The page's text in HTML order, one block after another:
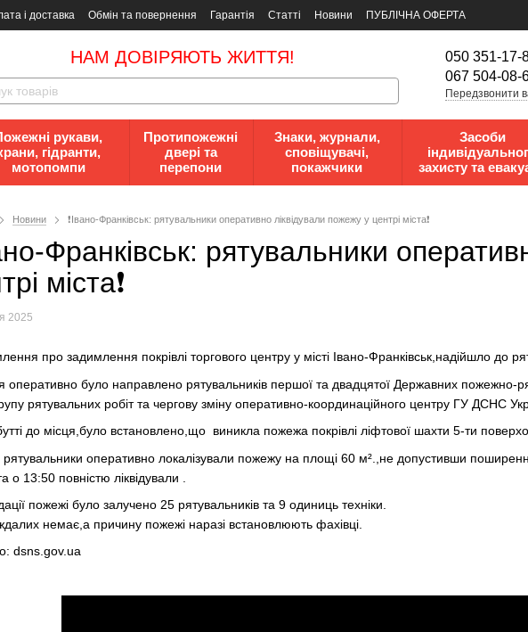
і доставка Обмін та повернення Гарантія Статті Новини
ПУБЛІЧНА ОФЕРТА
НАМ ДОВІРЯЮТЬ ЖИТТЯ!
050 351-17-
067 504-08-
Передзвонити
рукави,
гідранти,
мотопомпи
Протипожежні
двері та
перепони
Знаки, журнали,
сповіщувачі,
покажчики
Засоби
захисту та
Новини ❗️Івано-Франківськ: рятувальники оперативно ліквідували пожежу у центрі міста❗️
Франківськ: рятувальники
міста❗️
2025
про задимлення покрівлі торгового центру у місті Івано-Франківськ,надійшло до
оперативно було направлено рятувальників першої та двадцятої Державних пожежно-
рятувальних робіт та чергову зміну оперативно-координаційного центру ГУ ДСНС
до місця,було встановлено,що виникла пожежа покрівлі ліфтової шахти 5-ти
оперативно локалізували пожежу на площі 60 м².,не допустивши
о 13:50 повністю ліквідували .
пожежі було залучено 25 рятувальників та 9 одиниць техніки.
немає,а причину пожежі наразі встановлюють фахівці.
dsns.gov.ua